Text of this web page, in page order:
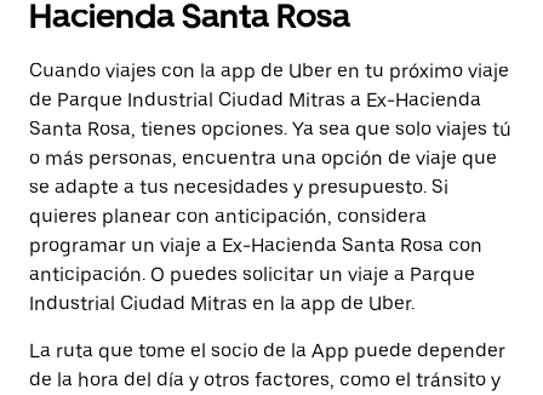
Hacienda Santa Rosa
Cuando viajes con la app de Uber en tu próximo viaje
de Parque Industrial Ciudad Mitras a Ex-Hacienda
Santa Rosa, tienes opciones. Ya sea que solo viajes tú
o más personas, encuentra una opción de viaje que
se adapte a tus necesidades y presupuesto. Si
quieres planear con anticipación, considera
programar un viaje a Ex-Hacienda Santa Rosa con
anticipación. O puedes solicitar un viaje a Parque
Industrial Ciudad Mitras en la app de Uber.
La ruta que tome el socio de la App puede depender
de la hora del día y otros factores, como el tránsito y